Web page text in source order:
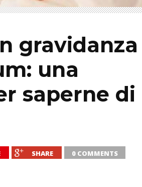
gravidanza
una
saperne di
SHARE 0 COMMENTS